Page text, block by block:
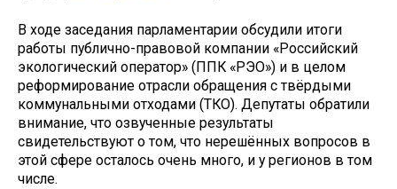
В ходе заседания парламентарии обсудили итоги
работы публично-правовой компании «Российский
экологический оператор» (ППК «РЭО») и в целом
реформирование отрасли обращения с твёрдыми
коммунальными отходами (ТКО). Депутаты обратили
внимание, что озвученные результаты
свидетельствуют о том, что нерешённых вопросов в
этой сфере осталось очень много, и у регионов в том
числе.